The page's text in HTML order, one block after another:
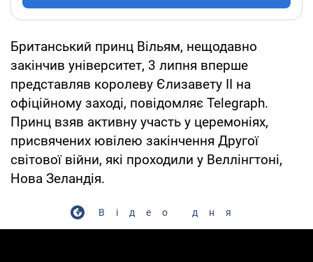
Британський принц Вільям, нещодавно
закінчив університет, 3 липня вперше
представляв королеву Єлизавету II на
офіційному заході, повідомляє Telegraph.
Принц взяв активну участь у церемоніях,
присвячених ювілею закінчення Другої
світової війни, які проходили у Веллінгтоні,
Нова Зеландія.
Відео дня